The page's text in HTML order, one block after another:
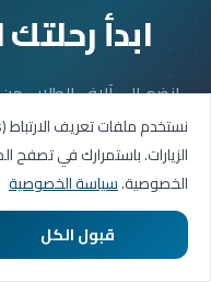
ابدأ
العربية.
الرئيسية المسارات
الزيارات. باستمرارك في
الخصوصية.سياسة الخصوصية
قبول الكل